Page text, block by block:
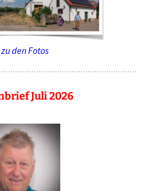
den Fotos
Juli 2026